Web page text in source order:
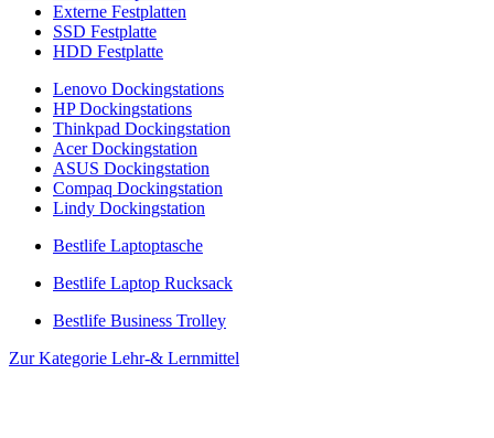
Externe Festplatten
SSD Festplatte
HDD Festplatte
Lenovo Dockingstations
HP Dockingstations
Thinkpad Dockingstation
Acer Dockingstation
ASUS Dockingstation
Compaq Dockingstation
Lindy Dockingstation
Bestlife Laptoptasche
Bestlife Laptop Rucksack
Bestlife Business Trolley
Zur Kategorie Lehr-& Lernmittel